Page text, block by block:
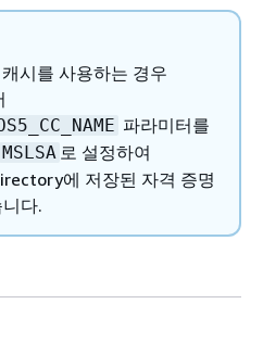
시를 사용하는 경우
파라미터를
MSLSA 로 설정하여
에 저장된 자격 증명
다.